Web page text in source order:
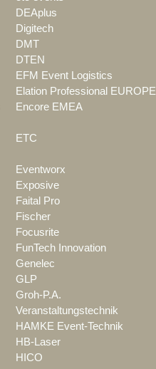
DEAplus
Digitech
DMT
DTEN
EFM Event Logistics
Elation Professional EUROPE
Encore EMEA
ETC
Eventworx
Exposive
Faital Pro
Fischer
Focusrite
FunTech Innovation
Genelec
GLP
Groh-P.A.
Veranstaltungstechnik
HAMKE Event-Technik
HB-Laser
HICO